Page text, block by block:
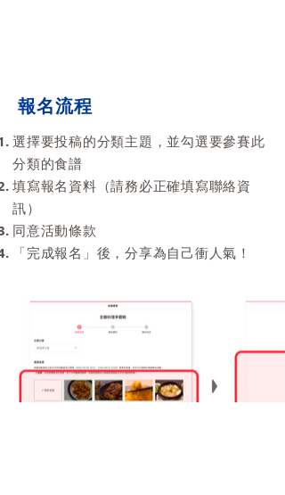
報名流程
選擇要投稿的分類主題，並勾選要參賽此
分類的食譜
填寫報名資料（請務必正確填寫聯絡資
訊）
同意活動條款
「完成報名」後，分享為自己衝人氣！